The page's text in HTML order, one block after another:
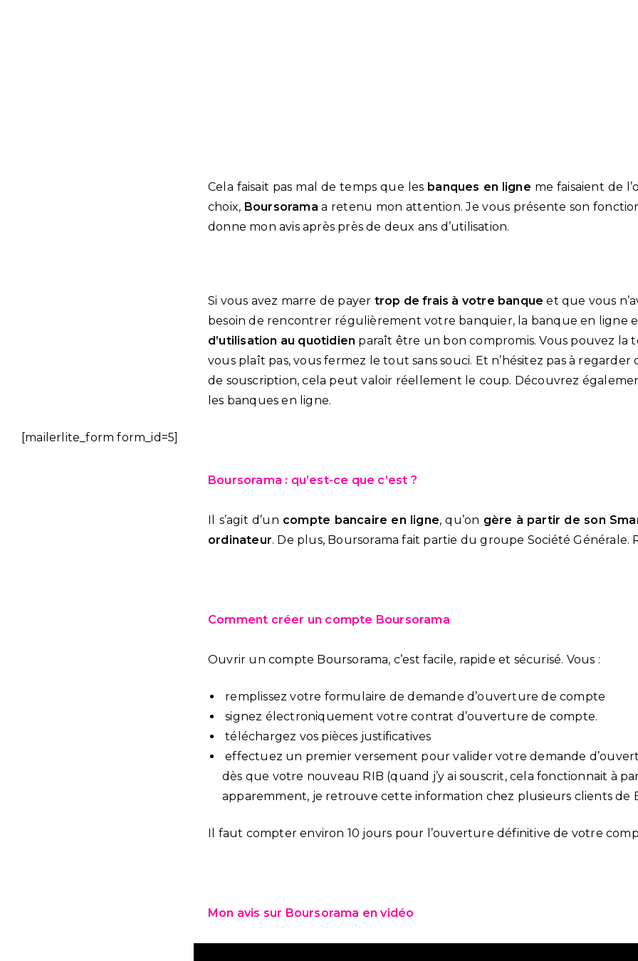
Cela faisait pas mal de temps que les banques en ligne me faisaient de
choix, Boursorama a retenu mon attention. Je vous présente son
donne mon avis après près de deux ans d’utilisation.
Si vous avez marre de payer trop de frais à votre banque et que vous
besoin de rencontrer régulièrement votre banquier, la banque en ligne
d’utilisation au quotidien paraît être un bon compromis. Vous pouvez la
vous plaît pas, vous fermez le tout sans souci. Et n’hésitez pas à
de souscription, cela peut valoir réellement le coup. Découvrez
les banques en ligne.
[mailerlite_form form_id=5]
Boursorama : qu’est-ce que c’est ?
Il s’agit d’un compte bancaire en ligne, qu’on gère à partir de son
ordinateur. De plus, Boursorama fait partie du groupe Société Générale.
Comment créer un compte Boursorama
Ouvrir un compte Boursorama, c’est facile, rapide et sécurisé. Vous :
remplissez votre formulaire de demande d’ouverture de compte
signez électroniquement votre contrat d’ouverture de compte.
téléchargez vos pièces justificatives
effectuez un premier versement pour valider votre demande
dès que votre nouveau RIB (quand j’y ai souscrit, cela fonctionnait à
apparemment, je retrouve cette information chez plusieurs clients de
Il faut compter environ 10 jours pour l’ouverture définitive de votre
Mon avis sur Boursorama en vidéo